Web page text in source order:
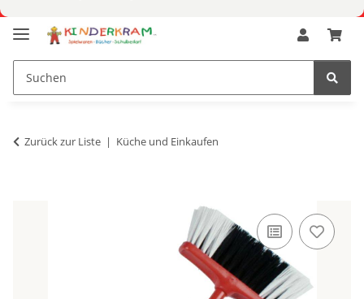
Zurück zur Liste Küche und Einkaufen